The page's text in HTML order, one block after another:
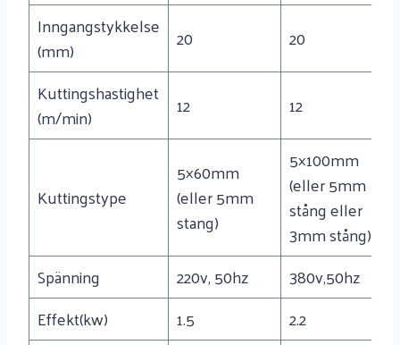
Inngangstykkelse
(mm)
20
20
Kuttingshastighet
(m/min)
12 12
Kuttingstype
5×60mm
(eller 5mm
stang)
5×100mm
(eller 5mm
stång eller
3mm stång)
Spänning
220v, 50hz
380v,50hz
Effekt(kw)
1.5
2.2